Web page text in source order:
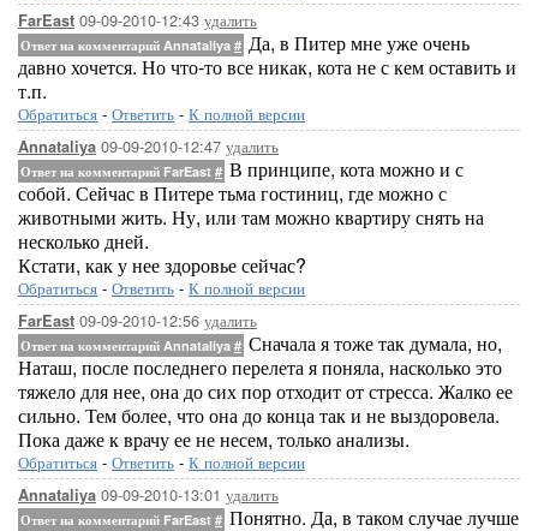
FarEast 09-09-2010-12:43 удалить
Ответ на комментарий Annataliya # Да, в Питер мне уже очень
давно хочется. Но что-то все никак, кота не с кем оставить и
т.п.
Обратиться - Ответить - К полной версии
Annataliya 09-09-2010-12:47 удалить
Ответ на комментарий FarEast # В принципе, кота можно и с
собой. Сейчас в Питере тьма гостиниц, где можно с
животными жить. Ну, или там можно квартиру снять на
несколько дней.
Кстати, как у нее здоровье сейчас?
Обратиться - Ответить - К полной версии
FarEast 09-09-2010-12:56 удалить
Ответ на комментарий Annataliya # Сначала я тоже так думала, но,
Наташ, после последнего перелета я поняла, насколько это
тяжело для нее, она до сих пор отходит от стресса. Жалко ее
сильно. Тем более, что она до конца так и не выздоровела.
Пока даже к врачу ее не несем, только анализы.
Обратиться - Ответить - К полной версии
Annataliya 09-09-2010-13:01 удалить
Ответ на комментарий FarEast # Понятно. Да, в таком случае лучше